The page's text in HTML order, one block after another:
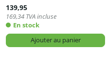
139,95
169,34 TVA incluse
En stock
Ajouter au panier